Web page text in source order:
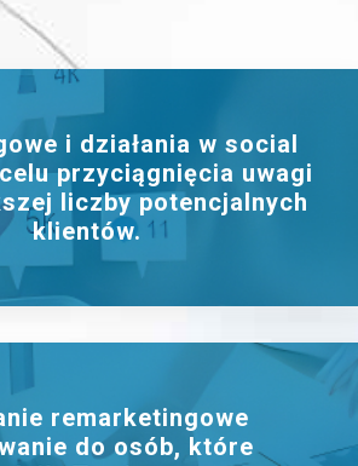
i działania w social
przyciągnięcia uwagi
liczby potencjalnych
klientów.
remarketingowe
do osób, które